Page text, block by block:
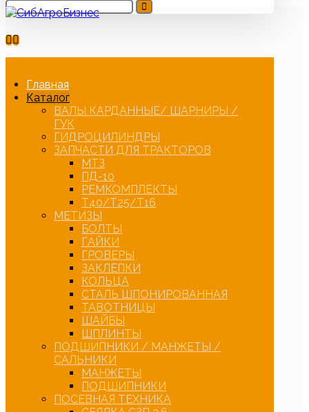
Главная
Каталог
ВАЛЫ КАРДАННЫЕ/ ШАРНИРЫ /
ГУК
ГИДРОЦИЛИНДРЫ
ЗАПЧАСТИ ДЛЯ ТРАКТОРОВ
МТЗ
ПД-10
РЕМКОМПЛЕКТЫ
Т40/Т25/Т16
МЕТИЗЫ
БОЛТЫ
ГАЙКИ
ГРОВЕРЫ
ЗАКЛЕПКИ
КОЛЬЦА
СТАЛЬ ШПОНИРОВАННАЯ
ТАВОТНИЦЫ
ШАЙБЫ
ШПЛИНТЫ
ПОДШИПНИКИ / МАНЖЕТЫ /
САЛЬНИКИ
МАНЖЕТЫ
ПОДШИПНИКИ
ПОСЕВНАЯ ТЕХНИКА